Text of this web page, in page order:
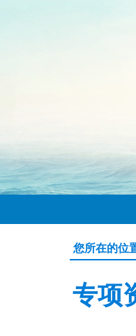
您所在的位
专项